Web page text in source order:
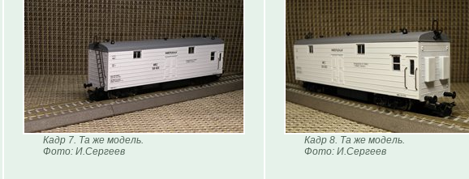
Кадр 7. Та же модель.
Фото: И.Сергеев
Кадр 8. Та же модель.
Фото: И.Сергеев